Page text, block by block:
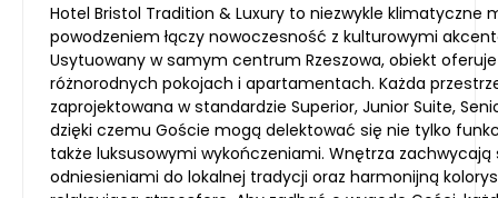
Hotel Bristol Tradition & Luxury to niezwykle klimatyczne
powodzeniem łączy nowoczesność z kulturowymi
Usytuowany w samym centrum Rzeszowa, obiekt oferuje
różnorodnych pokojach i apartamentach. Każda
zaprojektowana w standardzie Superior, Junior Suite,
dzięki czemu Goście mogą delektować się nie tylko
także luksusowymi wykończeniami. Wnętrza
odniesieniami do lokalnej tradycji oraz harmonijną